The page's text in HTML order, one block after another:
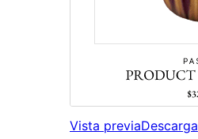
Vista previaDescarga